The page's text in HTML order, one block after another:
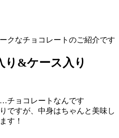
クなチョコレートのご紹介です
り&ケース入り
チョコレートなんです
ですが、中身はちゃんと美味し
す！